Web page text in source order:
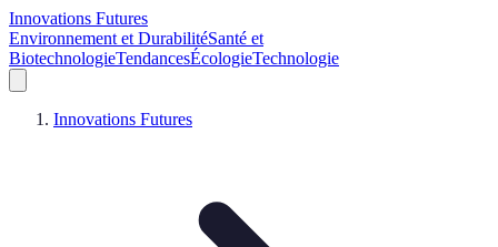
Innovations Futures
Environnement et DurabilitéSanté et
BiotechnologieTendancesÉcologieTechnologie
Innovations Futures